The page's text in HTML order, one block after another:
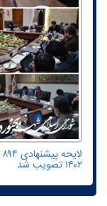
۱۴۰۲ تصویب شد